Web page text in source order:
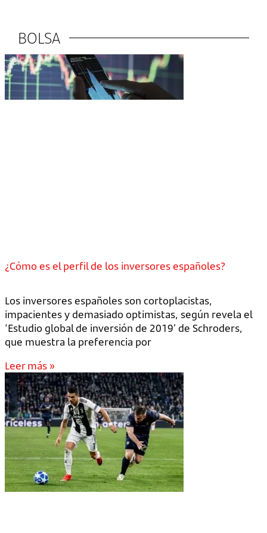
BOLSA
¿Cómo es el perfil de los inversores españoles?
Los inversores españoles son cortoplacistas,
impacientes y demasiado optimistas, según revela el
‘Estudio global de inversión de 2019’ de Schroders,
que muestra la preferencia por
Leer más »